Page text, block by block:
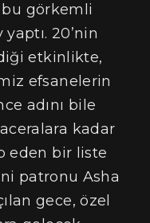
bu görkemli
20’nin
etkinlikte,
efsanelerin
adını bile
kadar
eden bir liste
patronu Asha
gece, özel